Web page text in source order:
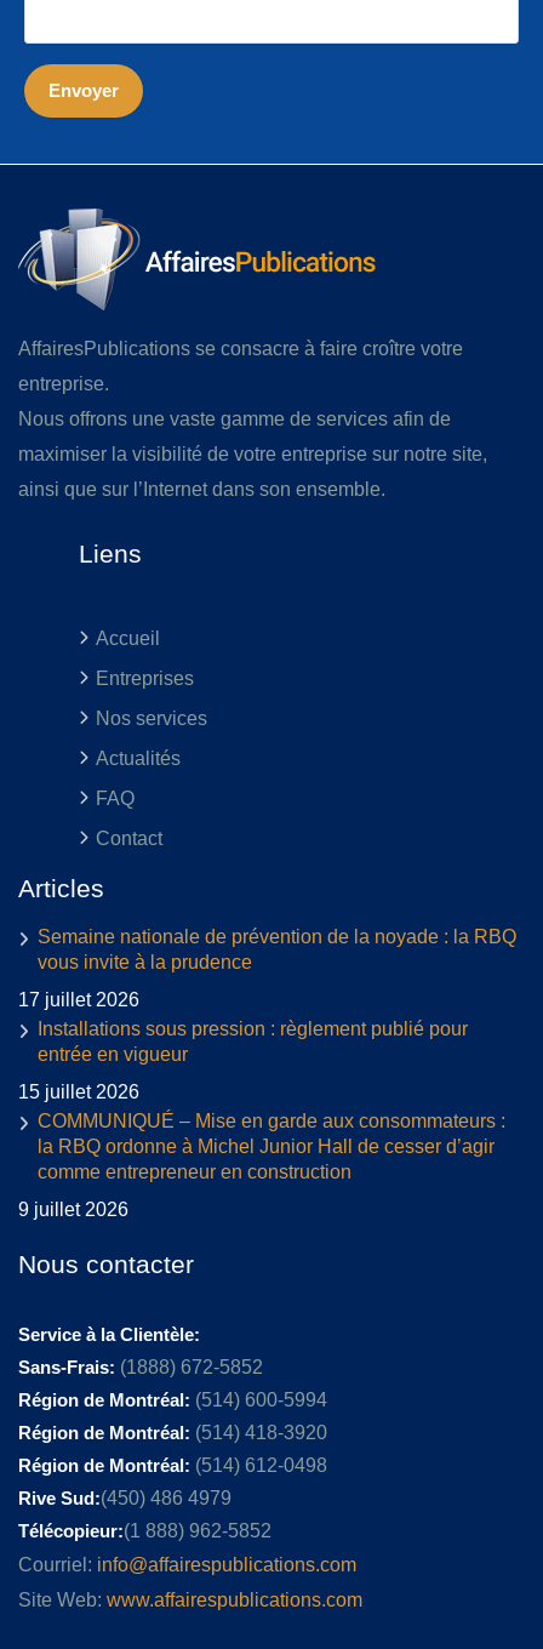
AffairesPublications se consacre à faire croître votre
entreprise.
Nous offrons une vaste gamme de services afin de
maximiser la visibilité de votre entreprise sur notre site,
ainsi que sur l’Internet dans son ensemble.
Liens
Accueil
Entreprises
Nos services
Actualités
FAQ
Contact
Articles
Semaine nationale de prévention de la noyade : la RBQ
vous invite à la prudence
17 juillet 2026
Installations sous pression : règlement publié pour
entrée en vigueur
15 juillet 2026
COMMUNIQUÉ – Mise en garde aux consommateurs :
la RBQ ordonne à Michel Junior Hall de cesser d’agir
comme entrepreneur en construction
9 juillet 2026
Nous contacter
Service à la Clientèle:
Sans-Frais: (1888) 672-5852
Région de Montréal: (514) 600-5994
Région de Montréal: (514) 418-3920
Région de Montréal: (514) 612-0498
Rive Sud:(450) 486 4979
Télécopieur:(1 888) 962-5852
Courriel: info@affairespublications.com
Site Web: www.affairespublications.com